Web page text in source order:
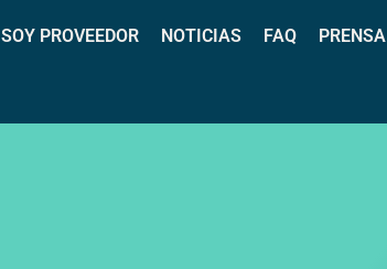
SOY PROVEEDOR NOTICIAS FAQ PRENSA